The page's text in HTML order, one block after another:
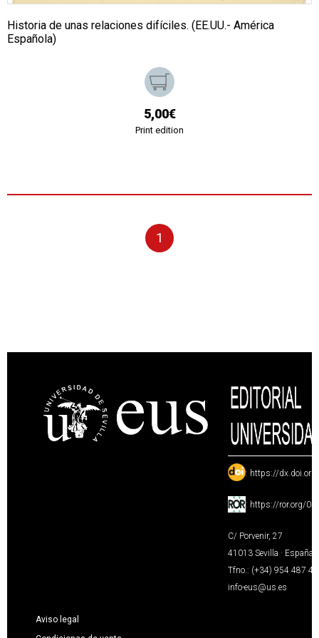
Historia de unas relaciones difíciles. (EE.UU.- América
Española)
5,00€
Print edition
1
: https://
: https://ror.org/
C/ Porvenir, 27
41013 Sevilla · España
Tfno.: (+34) 954 487
info-eus@us.es
Aviso legal